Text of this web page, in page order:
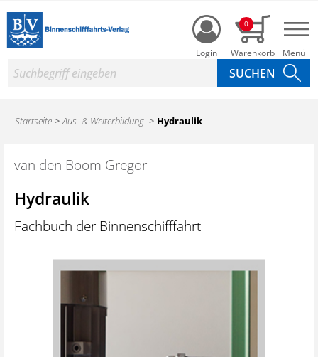
Login
0
Suche
Startseite Aus- & Weiterbildung Hydraulik
van den Boom Gregor
Hydraulik
Fachbuch der Binnenschifffahrt